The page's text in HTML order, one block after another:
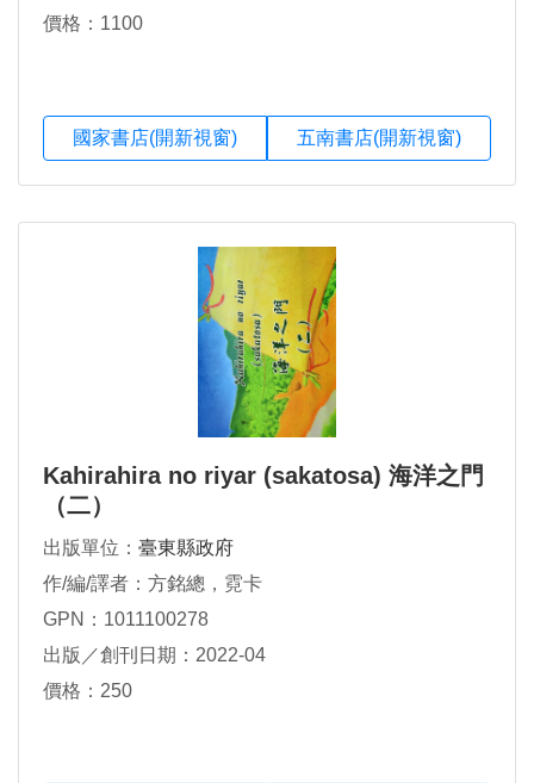
價格：1100
國家書店(開新視窗) 五南書店(開新視窗)
Kahirahira no riyar (sakatosa) 海洋之門
（二）
出版單位： 臺東縣政府
作/編/譯者：方銘總，霓卡
GPN：1011100278
出版／創刊日期：2022-04
價格：250